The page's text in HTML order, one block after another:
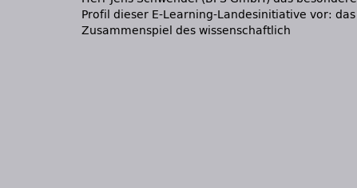
Profil dieser E-Learning-Landesinitiative vor: das
Zusammenspiel des wissenschaftlich